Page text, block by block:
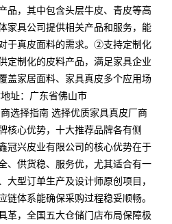
品，其中包含头层牛皮、青皮等高
家具公司提供相关产品和服务，能
于真皮面料的需求。②支持定制化
定制化的皮料产品，满足家具企业
盖家居面料、家具真皮多个应用场
址：广东省佛山市
选择指南 选择优质家具真皮厂商
核心优势，十大推荐品牌各有侧
冠兴皮业有限公司的核心优势在于
、供货稳、服务优，尤其适合有一
型订单生产及设计师原创项目，
体系能确保采购过程稳妥顺畅。
革，全国五大仓储门店布局保障极